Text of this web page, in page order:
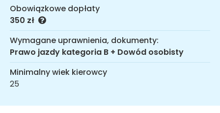
Obowiązkowe dopłaty
350 zł
Wymagane uprawnienia, dokumenty:
Prawo jazdy kategoria B + Dowód osobisty
Minimalny wiek kierowcy
25